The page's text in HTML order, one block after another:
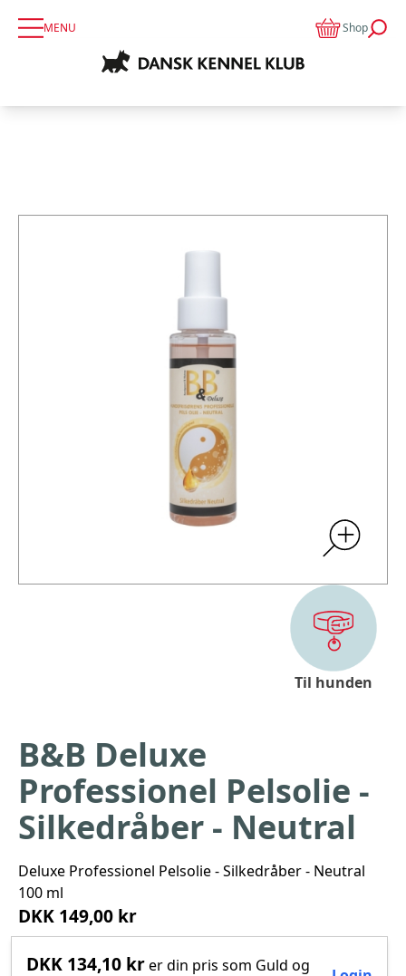
MENU Shop
Til hunden
B&B Deluxe
Professionel Pelsolie -
Silkedråber - Neutral
Deluxe Professionel Pelsolie - Silkedråber - Neutral
100 ml
DKK 149,00 kr
DKK 134,10 krer din pris som Guld og